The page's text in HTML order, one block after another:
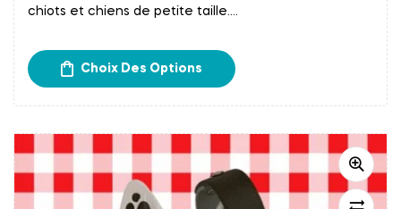
chiots et chiens de petite taille.
Retrait gratuit chez Papatte Douce à Bordeaux.
Choix Des Options